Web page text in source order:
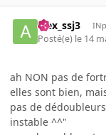
alex_ssj3
Posté(e) le 14
ah NON pas de
elles sont bien,
pas de
instable ^^"